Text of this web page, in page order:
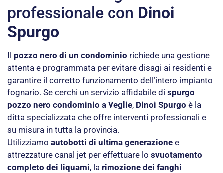
professionale con Dinoi
Spurgo
Il pozzo nero di un condominio richiede una gestione
attenta e programmata per evitare disagi ai residenti e
garantire il corretto funzionamento dell’intero impianto
fognario. Se cerchi un servizio affidabile di spurgo
pozzo nero condominio a Veglie, Dinoi Spurgo è la
ditta specializzata che offre interventi professionali e
su misura in tutta la provincia.
Utilizziamo autobotti di ultima generazione e
attrezzature canal jet per effettuare lo svuotamento
completo dei liquami, la rimozione dei fanghi